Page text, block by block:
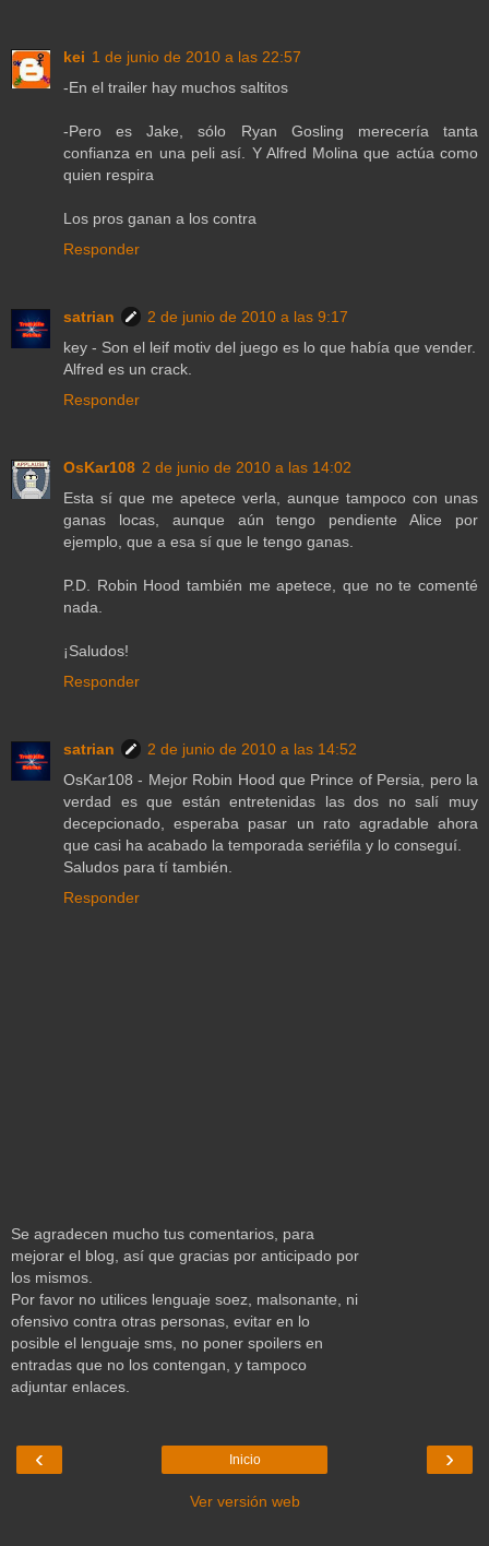
kei 1 de junio de 2010 a las 22:57
-En el trailer hay muchos saltitos
-Pero es Jake, sólo Ryan Gosling merecería tanta
confianza en una peli así. Y Alfred Molina que actúa como
quien respira
Los pros ganan a los contra
Responder
satrian
2 de junio de 2010 a las 9:17
key - Son el leif motiv del juego es lo que había que vender.
Alfred es un crack.
Responder
OsKar108 2 de junio de 2010 a las 14:02
Esta sí que me apetece verla, aunque tampoco con unas
ganas locas, aunque aún tengo pendiente Alice por
ejemplo, que a esa sí que le tengo ganas.
P.D. Robin Hood también me apetece, que no te comenté
nada.
¡Saludos!
Responder
satrian
2 de junio de 2010 a las 14:52
OsKar108 - Mejor Robin Hood que Prince of Persia, pero la
verdad es que están entretenidas las dos no salí muy
decepcionado, esperaba pasar un rato agradable ahora
que casi ha acabado la temporada seriéfila y lo conseguí.
Saludos para tí también.
Responder
Se agradecen mucho tus comentarios, para
mejorar el blog, así que gracias por anticipado por
los mismos.
Por favor no utilices lenguaje soez, malsonante, ni
ofensivo contra otras personas, evitar en lo
posible el lenguaje sms, no poner spoilers en
entradas que no los contengan, y tampoco
adjuntar enlaces.
‹ ›
Inicio
Ver versión web